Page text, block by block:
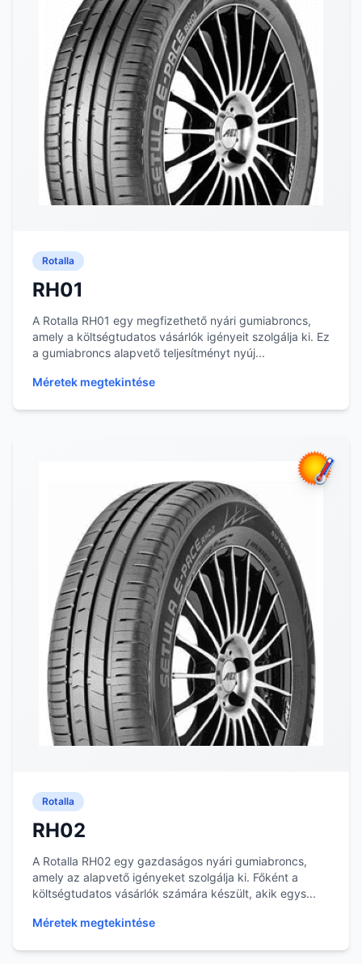
Rotalla
RH01
A Rotalla RH01 egy megfizethető nyári gumiabroncs,
amely a költségtudatos vásárlók igényeit szolgálja ki. Ez
a gumiabroncs alapvető teljesítményt nyúj...
Méretek megtekintése
Rotalla
RH02
A Rotalla RH02 egy gazdaságos nyári gumiabroncs,
amely az alapvető igényeket szolgálja ki. Főként a
költségtudatos vásárlók számára készült, akik egys...
Méretek megtekintése